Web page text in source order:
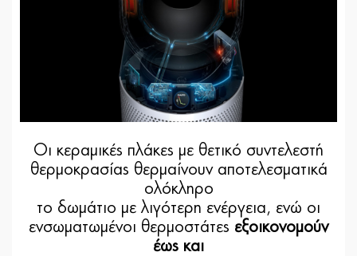
Οι κεραμικές πλάκες με θετικό συντελεστή
θερμοκρασίας θερμαίνουν αποτελεσματικά
ολόκληρο
το δωμάτιο με λιγότερη ενέργεια, ενώ οι
ενσωματωμένοι θερμοστάτες εξοικονομούν
έως και